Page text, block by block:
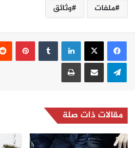
ملفات
وثائق
لينكدإن
تيلقرام مشاركة عبر البريد طباعة
مقالات ذات صلة